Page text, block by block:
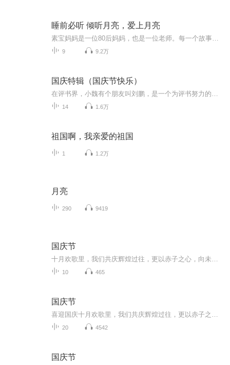
睡前必听 倾听月亮，爱上月亮
9 9.2万
国庆特辑（国庆节快乐）
14 1.6万
祖国啊，我亲爱的祖国
1 1.2万
月亮
290 9419
国庆节
10 465
国庆节
20 4542
国庆节